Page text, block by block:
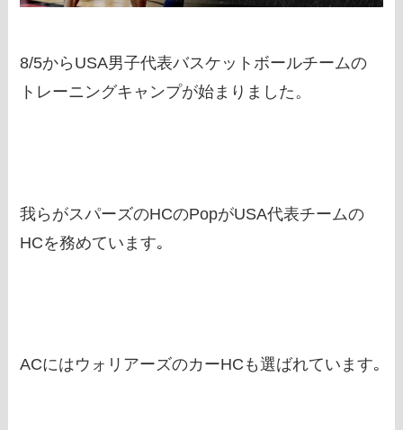
8/5からUSA男子代表バスケットボールチームの
トレーニングキャンプが始まりました。
我らがスパーズのHCのPopがUSA代表チームの
HCを務めています｡
ACにはウォリアーズのカーHCも選ばれています｡